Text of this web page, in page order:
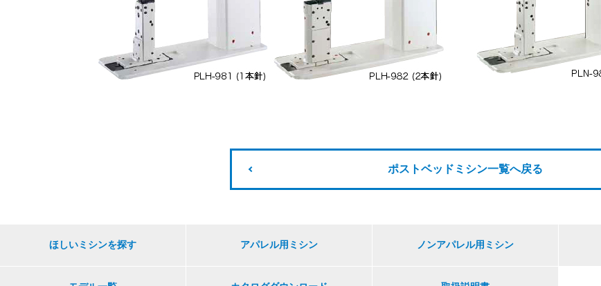
ポストベッドミシン一覧へ戻る
ほしいミシンを探す アパレル用ミシン ノンアパレル用ミシン